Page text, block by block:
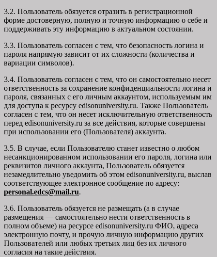
3.2. Пользователь обязуется отразить в регистрационной
форме достоверную, полную и точную информацию о себе и
поддерживать эту информацию в актуальном состоянии.
3.3. Пользователь согласен с тем, что безопасность логина и
пароля напрямую зависит от их сложности (количества и
вариации символов).
3.4. Пользователь согласен с тем, что он самостоятельно несет
ответственность за сохранение конфиденциальности логина и
пароля, связанных с его личным аккаунтом, используемым им
для доступа к ресурсу edisonuniversity.ru. Также Пользователь
согласен с тем, что он несет исключительную ответственность
перед edisonuniversity.ru за все действия, которые совершены
при использовании его (Пользователя) аккаунта.
3.5. В случае, если Пользователю станет известно о любом
несанкционированном использовании его пароля, логина или
реквизитов личного аккаунта, Пользователь обязуется
незамедлительно уведомить об этом edisonuniversity.ru, выслав
соответствующее электронное сообщение по адресу:
personal.edcs@mail.ru.
3.6. Пользователь обязуется не размещать (а в случае
размещения — самостоятельно нести ответственность в
полном объеме) на ресурсе edisonuniversity.ru ФИО, адреса
электронную почту, и прочую личную информацию других
Пользователей или любых третьих лиц без их личного
согласия на такие действия.